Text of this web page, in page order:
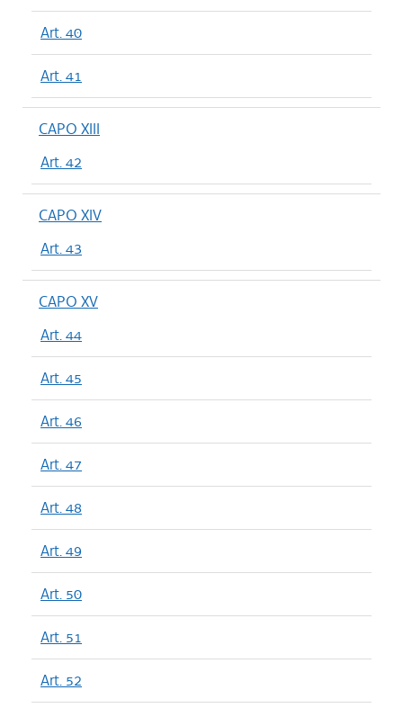
Art. 40
Art. 41
CAPO XIII
Art. 42
CAPO XIV
Art. 43
CAPO XV
Art. 44
Art. 45
Art. 46
Art. 47
Art. 48
Art. 49
Art. 50
Art. 51
Art. 52